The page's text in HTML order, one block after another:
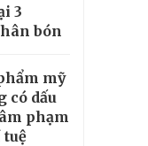
3
bón
mỹ
có dấu
phạm
tuệ